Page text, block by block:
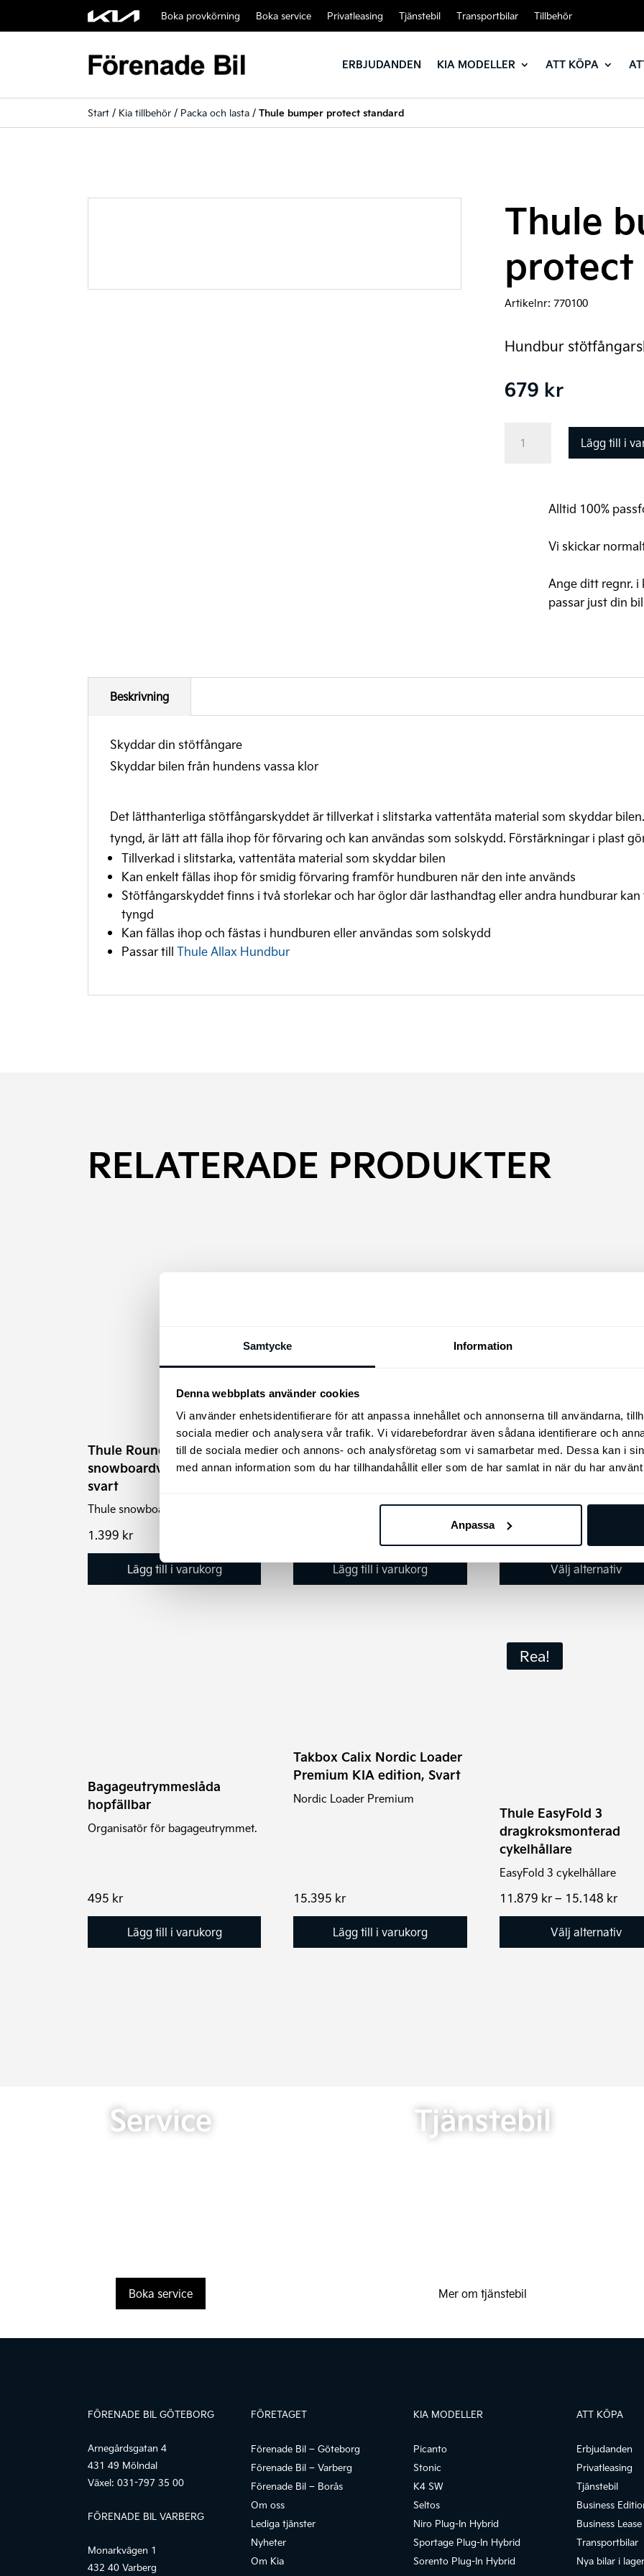
Samtycke Information
Denna webbplats använder cookies
Vi använder enhetsidentifierare för att anpassa innehållet och annonserna till användarna,
sociala medier och analysera vår trafik. Vi vidarebefordrar även sådana identifierare och
till de sociala medier och annons- och analysföretag som vi samarbetar med. Dessa kan i
med annan information som du har tillhandahållit eller som de har samlat in när du har
Anpassa
Boka provkörning Boka service Privatleasing Tjänstebil Transportbilar Tillbehör
ERBJUDANDEN KIA MODELLER ATT KÖPA
Start / Kia tillbehör / Packa och lasta / Thule bumper protect standard
Thule
protect
Artikelnr:770100
Hundbur
679 kr
Lägg till i
Alltid 100%
Vi skickar
Ange ditt regnr. i
passar just din bil
Beskrivning
Skyddar din stötfångare
Skyddar bilen från hundens vassa klor
Det lätthanterliga stötfångarskyddet är tillverkat i slitstarka vattentäta material som skyddar
tyngd, är lätt att fälla ihop för förvaring och kan användas som solskydd. Förstärkningar i plast
Tillverkad i slitstarka, vattentäta material som skyddar bilen
Kan enkelt fällas ihop för smidig förvaring framför hundburen när den inte används
Stötfångarskyddet finns i två storlekar och har öglor där lasthandtag eller andra hundburar kan
tyngd
Kan fällas ihop och fästas i hundburen eller användas som solskydd
Passar till Thule Allax Hundbur
RELATERADE PRODUKTER
Thule RoundTrip
snowboardväska 165 cm
svart
Thule snowboarbag 165cm
1.399 kr
Lägg till i varukorg
Takbox Calix H20 KIA
edition, Svart
H20 KIA edition svart
Lägg till i varukorg
Thule Allax Hundbur
Thule Allax hundbur som
både hundar och människor.
6.699
6.699
till
9.499 kr
Välj alternativ
alternativen
kan
väljas
på
Bagageutrymmeslåda
hopfällbar
Organisatör för bagageutrymmet.
495 kr
Lägg till i varukorg
Takbox Calix Nordic Loader
Premium KIA edition, Svart
Nordic Loader Premium
15.395 kr
Lägg till i varukorg
Rea!
Thule EasyFold 3
dragkroksmonterad
cykelhållare
EasyFold 3 cykelhållare
11.879 kr– 15.148 kr
till
Välj alternativ
Den
kan
väljas
på
produktsidan
Service
Boka service
Tjänstebil
Mer om tjänstebil
FÖRENADE BIL GÖTEBORG
Arnegårdsgatan 4
431 49 Mölndal
Växel: 031-797 35 00
FÖRENADE BIL VARBERG
Monarkvägen 1
432 40 Varberg
FÖRETAGET
Förenade Bil – Göteborg
Förenade Bil – Varberg
Förenade Bil – Borås
Om oss
Lediga tjänster
Nyheter
Om Kia
KIA MODELLER
Picanto
Stonic
K4 SW
Seltos
Niro Plug-In Hybrid
Sportage Plug-In Hybrid
Sorento Plug-In Hybrid
ATT KÖPA
Erbjudanden
Privatleasing
Tjänstebil
Business
Business Lease
Transportbilar
Nya bilar i lager